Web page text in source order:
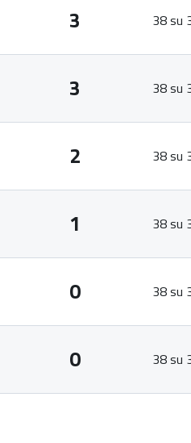
3 38 su
3 38 su
2 38 su
1 38 su
0 38 su
0 38 su